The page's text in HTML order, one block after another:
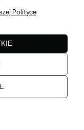
Polityce